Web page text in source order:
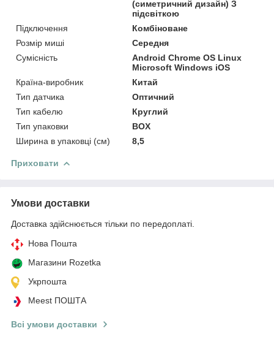
(симетричний дизайн) З
підсвіткою
Підключення
Комбіноване
Розмір миші
Середня
Сумісність
Android Chrome OS Linux
Microsoft Windows iOS
Країна-виробник
Китай
Тип датчика
Оптичний
Тип кабелю
Круглий
Тип упаковки
BOX
Ширина в упаковці (см)
8,5
Приховати
Умови доставки
Доставка здійснюється тільки по передоплаті.
Нова Пошта
Магазини Rozetka
Укрпошта
Meest ПОШТА
Всі умови доставки